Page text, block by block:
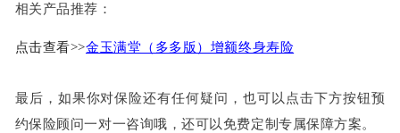
相关产品推荐：
点击查看>>金玉满堂（多多版）增额终身寿险
最后，如果你对保险还有任何疑问，也可以点击下方按钮预
约保险顾问一对一咨询哦，还可以免费定制专属保障方案。